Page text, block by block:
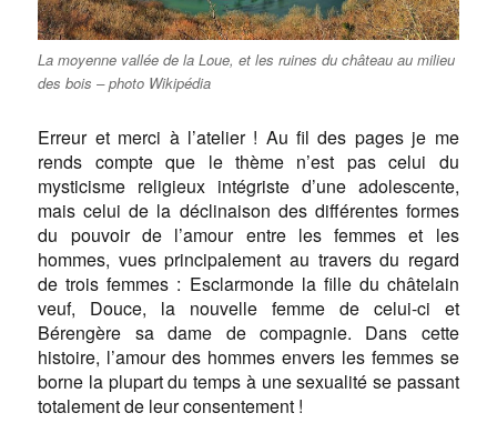
La moyenne vallée de la Loue, et les ruines du château au milieu
des bois – photo Wikipédia
Erreur et merci à l’atelier ! Au fil des pages je me
rends compte que le thème n’est pas celui du
mysticisme religieux intégriste d’une adolescente,
mais celui de la déclinaison des différentes formes
du pouvoir de l’amour entre les femmes et les
hommes, vues principalement au travers du regard
de trois femmes : Esclarmonde la fille du châtelain
veuf, Douce, la nouvelle femme de celui-ci et
Bérengère sa dame de compagnie. Dans cette
histoire, l’amour des hommes envers les femmes se
borne la plupart du temps à une sexualité se passant
totalement de leur consentement !